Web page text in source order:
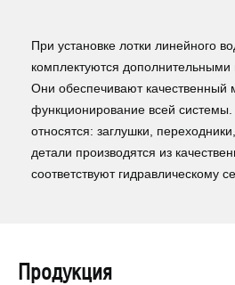
При установке лотки линейного
комплектуются дополнительными
Они обеспечивают качественный
функционирование всей
относятся: заглушки,
детали производятся из
соответствуют гидравлическому
Продукция